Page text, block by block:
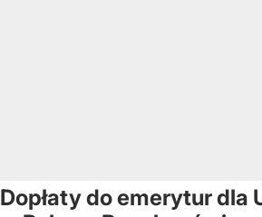
Dopłaty do emerytur dla